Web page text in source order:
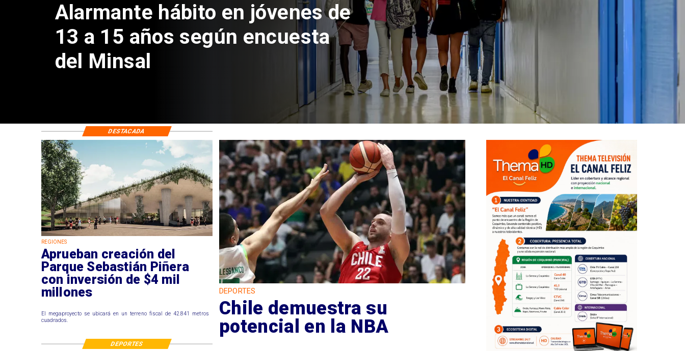
Aprueban creación del Parque
Sebastián Piñera con inversión
de $4 mil millones
REGIONES
Aprueban creación del
Parque Sebastián Piñera
con inversión de $4 mil
millones
El megaproyecto se ubicará en un terreno fiscal de 42.841 metros
cuadrados.
DEPORTES
Chile demuestra su
potencial en la NBA
DESTACADA
DEPORTES